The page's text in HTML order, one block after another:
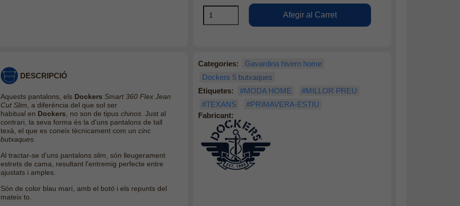
DESCRIPCIÓ
Aquests pantalons, els Dockers Smart 360 Flex Jean
Cut Slim, a diferència del que sol ser
habitual en Dockers, no son de tipus chinos. Just al
contrari, la seva forma és la d'uns pantalons de tall
texà, el que es coneix tècnicament com un cinc
butxaques.
Al tractar-se d'uns pantalons slim, són lleugerament
estrets de cama, resultant l'entremig perfecte entre
ajustats i amples.
Són de color blau marí, amb el botó i els repunts del
mateix to.
Categories:
Gavardina hivern home
Dockers 5 butxaques
Etiquetes:
#MODA HOME
#MILLOR PREU
#TEXANS
#PRIMAVERA-ESTIU
Fabricant: